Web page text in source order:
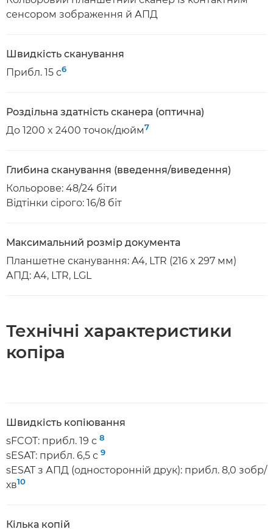
сенсором зображення й АПД
Швидкість сканування
Прибл. 15 с6
Роздільна здатність сканера (оптична)
До 1200 x 2400 точок/дюйм7
Глибина сканування (введення/виведення)
Кольорове: 48/24 біти
Відтінки сірого: 16/8 біт
Максимальний розмір документа
Планшетне сканування: A4, LTR (216 x 297 мм)
АПД: A4, LTR, LGL
Технічні характеристики
копіра
Швидкість копіювання
sFCOT: прибл. 19 с 8
sESAT: прибл. 6,5 с 9
sESAT з АПД (односторонній друк): прибл. 8,0 зобр/
хв10
Кілька копій